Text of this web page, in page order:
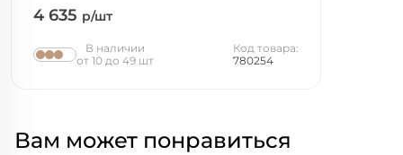
4 635 р/шт
В наличии
от 10 до 49 шт
Код товара:
780254
Вам может понравиться